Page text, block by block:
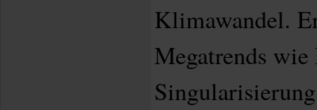
Klimawandel.
Megatrends